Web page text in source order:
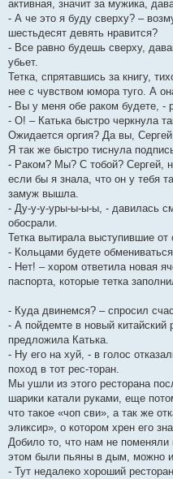
активная, значит за мужика,
- А че это я буду сверху? –
шестьдесят девять нравится?
- Все равно будешь сверху,
убьет.
Тетка, спрятавшись за книгу,
нее с чувством юмора туго. А
- Вы у меня обе раком будете, -
- О! – Катька быстро черкнула
Ожидается оргия? Да вы,
Я так же быстро тиснула
- Раком? Мы? С тобой? Сергей,
если бы я знала, что он у тебя
замуж вышла.
- Ду-у-у-уры-ы-ы-ы, - давилась
обосрали.
Тетка вытирала выступившие от
- Кольцами будете
- Нет! – хором ответила новая
паспорта, которые тетка
- Куда двинемся? – спросил
- А пойдемте в новый китайский
предложила Катька.
- Ну его на хуй, - в голос
поход в тот рес-торан.
Мы ушли из этого ресторана
шарики катали руками, еще
что такое «чоп сви», а так же
эликсир», о котором хрен его
Добило то, что нам не
этом были пьяны в дым, можно и
- Тут недалеко хороший